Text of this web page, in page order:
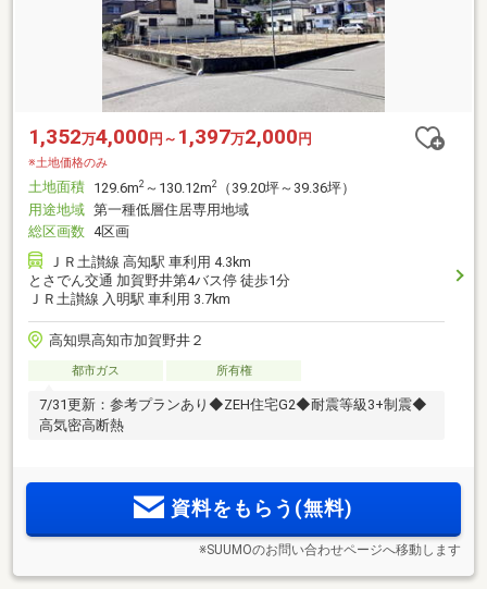
1,352万4,000 円～ 1,397万2,000 円
※土地価格のみ
土地面積 129.6m2 ～130.12m2
（39.20坪～39.36坪）
用途地域 第一種低層住居専用地域
総区画数 4区画
ＪＲ土讃線 高知駅 車利用 4.3km
とさでん交通 加賀野井第4バス停 徒歩1分
ＪＲ土讃線 入明駅 車利用 3.7km
高知県高知市加賀野井２
都市ガス 所有権
7/31更新：参考プランあり◆ZEH住宅G2◆耐震等級3+制震◆
高気密高断熱
資料をもらう(無料)
※SUUMOのお問い合わせページへ移動します